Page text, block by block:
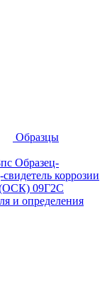
Образцы
Образец-
коррозии
(ОСК) 09Г2С
и определения